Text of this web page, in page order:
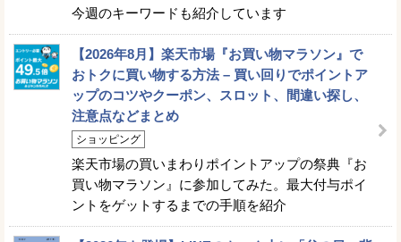
今週のキーワードも紹介しています
【2026年8月】楽天市場『お買い物マラソン』で
おトクに買い物する方法 – 買い回りでポイントア
ップのコツやクーポン、スロット、間違い探し、
注意点などまとめ
ショッピング
楽天市場の買いまわりポイントアップの祭典『お
買い物マラソン』に参加してみた。最大付与ポイ
ントをゲットするまでの手順を紹介